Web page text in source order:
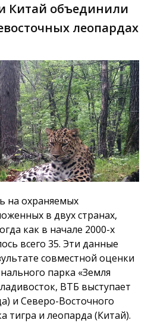
Китай объединили
леопардах
на охраняемых
в двух странах,
как в начале 2000-х
всего 35. Эти данные
совместной оценки
парка «Земля
ВТБ выступает
и Северо-Восточного
тигра и леопарда (Китай).